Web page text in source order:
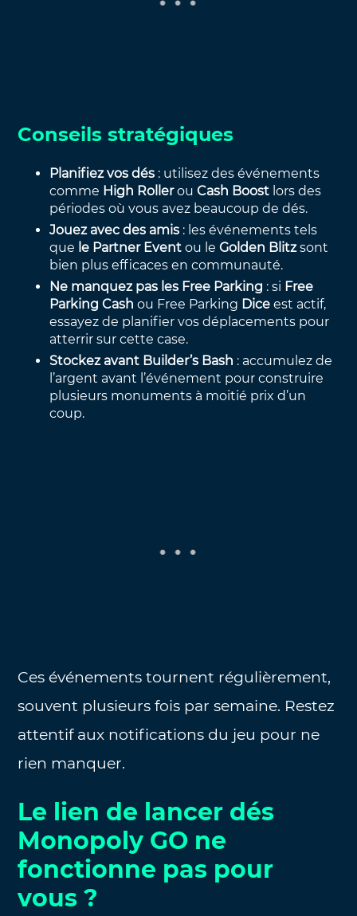
Conseils stratégiques
Planifiez vos dés : utilisez des événements
comme High RollerouCash Boost lors des
périodes où vous avez beaucoup de dés.
Jouez avec des amis : les événements tels
que le Partner Event ou leGolden Blitzsont
bien plus efficaces en communauté.
Ne manquez pas les Free Parking : si Free
Parking Cash ou Free Parking Dice est actif,
essayez de planifier vos déplacements pour
atterrir sur cette case.
Stockez avant Builder’s Bash : accumulez de
l’argent avant l’événement pour construire
plusieurs monuments à moitié prix d’un
coup.
Ces événements tournent régulièrement,
souvent plusieurs fois par semaine. Restez
attentif aux notifications du jeu pour ne
rien manquer.
Le lien de lancer dés
Monopoly GO ne
fonctionne pas pour
vous ?